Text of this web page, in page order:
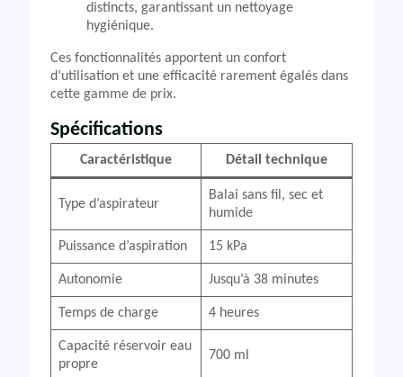
distincts, garantissant un nettoyage
hygiénique.
Ces fonctionnalités apportent un confort
d’utilisation et une efficacité rarement égalés dans
cette gamme de prix.
Spécifications
Caractéristique Détail technique
Type d’aspirateur
Balai sans fil, sec et
humide
Puissance d’aspiration 15 kPa
Autonomie Jusqu’à 38 minutes
Temps de charge 4 heures
Capacité réservoir eau
propre
700 ml